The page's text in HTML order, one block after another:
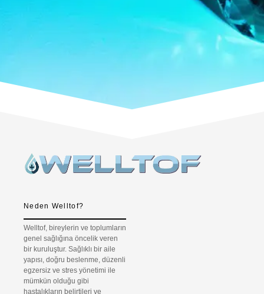
Neden Welltof?
Welltof, bireylerin ve toplumların
genel sağlığına öncelik veren
bir kuruluştur. Sağlıklı bir aile
yapısı, doğru beslenme, düzenli
egzersiz ve stres yönetimi ile
mümkün olduğu gibi
hastalıkların belirtileri ve